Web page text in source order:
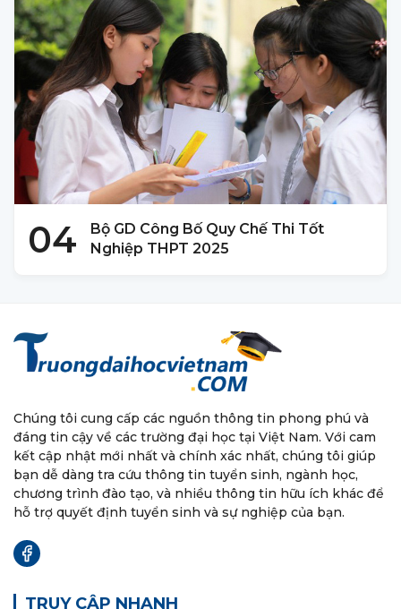
04
Bộ GD Công Bố Quy Chế Thi Tốt
Nghiệp THPT 2025
Chúng tôi cung cấp các nguồn thông tin phong phú và
đáng tin cậy về các trường đại học tại Việt Nam. Với cam
kết cập nhật mới nhất và chính xác nhất, chúng tôi giúp
bạn dễ dàng tra cứu thông tin tuyển sinh, ngành học,
chương trình đào tạo, và nhiều thông tin hữu ích khác để
hỗ trợ quyết định tuyển sinh và sự nghiệp của bạn.
TRUY CẬP NHANH